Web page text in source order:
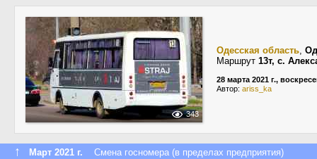
343
Одесская область,
Маршрут 13т, с.
28 марта 2021 г.,
Автор: ariss_ka
↑ Март 2021 г. Смена госномера (в пределах предприятия)